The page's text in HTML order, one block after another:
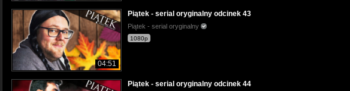
04:51
Piątek - serial oryginalny odcinek 43
Piątek - serial oryginalny
1080p
Piątek - serial oryginalny odcinek 44